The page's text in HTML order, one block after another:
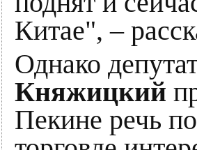
Китае", –
Однако
Княжицкий
Пекине речь